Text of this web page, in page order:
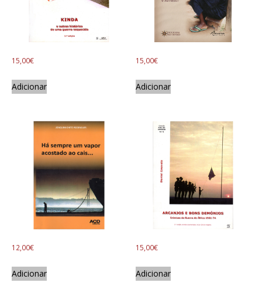
15,00€
Adicionar
15,00€
Adicionar
12,00€
Adicionar
15,00€
Adicionar